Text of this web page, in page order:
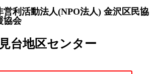
営利活動法人(NPO法人) 金沢区民協
協会
台地区センター